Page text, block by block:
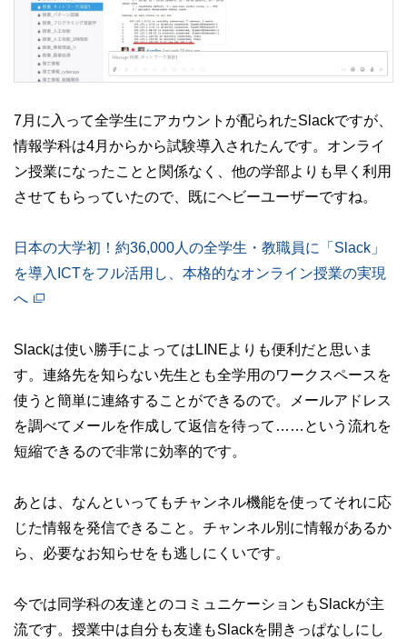
7月に入って全学生にアカウントが配られたSlackですが、
情報学科は4月からから試験導入されたんです。オンライ
ン授業になったことと関係なく、他の学部よりも早く利用
させてもらっていたので、既にヘビーユーザーですね。
日本の大学初！約36,000人の全学生・教職員に「Slack」
を導入ICTをフル活用し、本格的なオンライン授業の実現
へ
Slackは使い勝手によってはLINEよりも便利だと思いま
す。連絡先を知らない先生とも全学用のワークスペースを
使うと簡単に連絡することができるので。メールアドレス
を調べてメールを作成して返信を待って……という流れを
短縮できるので非常に効率的です。
あとは、なんといってもチャンネル機能を使ってそれに応
じた情報を発信できること。チャンネル別に情報があるか
ら、必要なお知らせをも逃しにくいです。
今では同学科の友達とのコミュニケーションもSlackが主
流です。授業中は自分も友達もSlackを開きっぱなしにし